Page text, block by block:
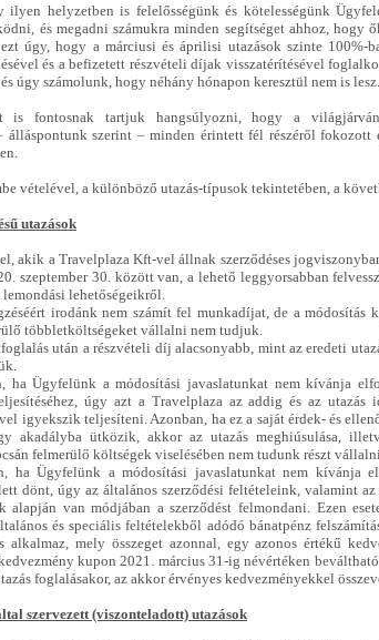
helyzetben is felelősségünk és kötelességünk
és megadni számukra minden segítséget ahhoz, hogy
úgy, hogy a márciusi és áprilisi utazások szinte 100%-
és a befizetett részvételi díjak visszatérítésével
úgy számolunk, hogy néhány hónapon keresztül nem is lesz.
is fontosnak tartjuk hangsúlyozni, hogy a
álláspontunk szerint – minden érintett fél részéről fokozott
vételével, a különböző utazás-típusok tekintetében, a
utazások
akik a Travelplaza Kft-vel állnak szerződéses
szeptember 30. között van, a lehető leggyorsabban
lehetőségeikről.
irodánk nem számít fel munkadíjat, de a módosítás
többletköltségeket vállalni nem tudjuk.
után a részvételi díj alacsonyabb, mint az eredeti
ha Ügyfelünk a módosítási javaslatunkat nem kívánja
úgy azt a Travelplaza az addig és az utazás
igyekszik teljesíteni. Azonban, ha ez a saját érdek- és
akadályba ütközik, akkor az utazás meghiúsulása,
felmerülő költségek viselésében nem tudunk részt
ha Ügyfelünk a módosítási javaslatunkat nem kívánja
dönt, úgy az általános szerződési feltételeink, valamint
alapján van módjában a szerződést felmondani. Ezen
és speciális feltételekből adódó bánatpénz
alkalmaz, mely összeget azonnal, egy azonos értékű
kupon 2021. március 31-ig névértéken
foglalásakor, az akkor érvényes kedvezményekkel
szervezett (viszonteladott) utazások